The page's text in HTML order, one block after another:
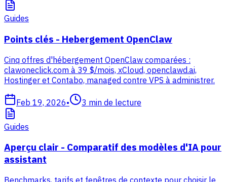
Guides
Points clés - Hebergement OpenClaw
Cinq offres d'hébergement OpenClaw comparées :
clawoneclick.com à 39 $/mois, xCloud, openclawd.ai,
Hostinger et Contabo, managed contre VPS à administrer.
Feb 19, 2026• 3 min de lecture
Guides
Aperçu clair - Comparatif des modèles d'IA pour
assistant